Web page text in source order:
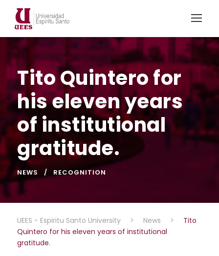
Tito Quintero for
his eleven years
of institutional
gratitude.
NEWS RECOGNITION
UEES - Espiritu Santo University > News >
Tito
Quintero for his eleven years of institutional
gratitude.